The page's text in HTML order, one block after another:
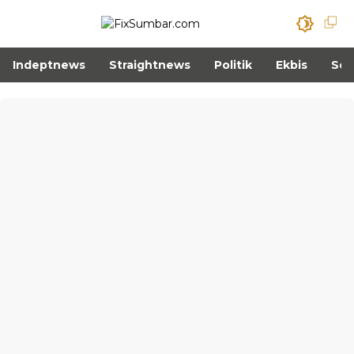
Indeptnews Straightnews Politik Ekbis